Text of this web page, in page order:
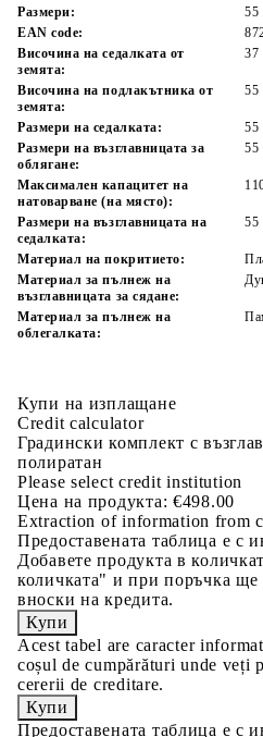
Размери:
55
EAN code:
Височина на седалката от
земята:
37
Височина на подлакътника от
земята:
55
Размери на седалката:
Размери на възглавницата за
облягане:
55
Максимален капацитет на
натоварване (на място):
Размери на възглавницата на
седалката:
55
Материал на покритието:
Материал за пълнеж на
възглавницата за сядане:
Материал за пълнеж на
облегалката:
Купи на изплащане
Credit calculator
Градински комплект с
полиратан
Please select credit institution
Цена на продукта: €498.00
Extraction of information from
Предоставената таблица е с
Добавете продукта в
количката" и при поръчка ще
вноски на кредита.
Acest tabel are caracter
coșul de cumpărături unde veți
cererii de creditare.
Предоставената таблица е с